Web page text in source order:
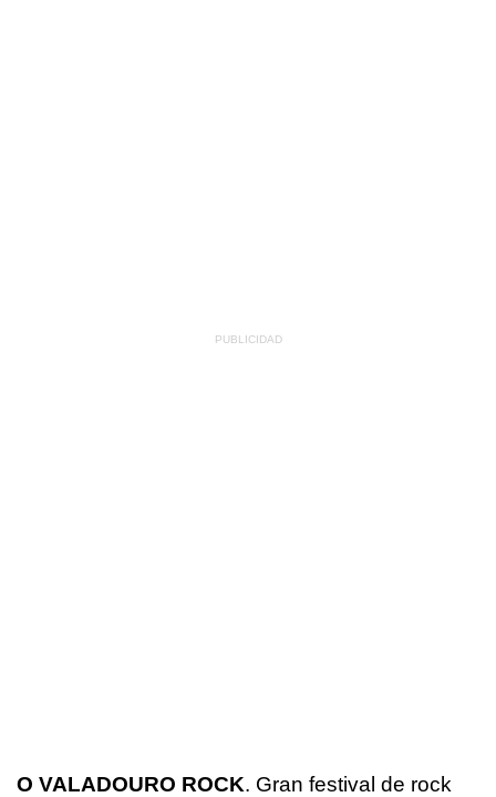
O VALADOURO ROCK. Gran festival de rock